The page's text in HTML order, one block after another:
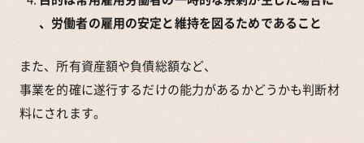
、労働者の雇用の安定と維持を図るためであること
また、所有資産額や負債総額など、
事業を的確に遂行するだけの能力があるかどうかも判断材
料にされます。